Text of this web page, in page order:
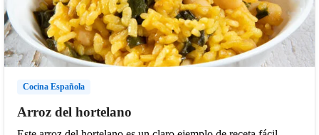
Cocina Española
Arroz del hortelano